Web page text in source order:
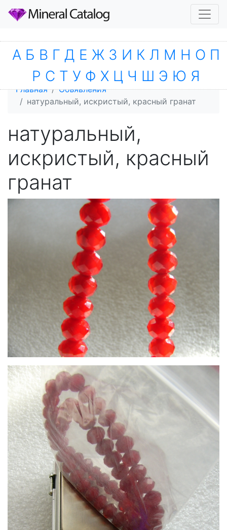
Главная
Объявления
натуральный, искристый, красный гранат
натуральный,
искристый, красный
гранат
А Б В Г Д Е Ж З И К Л М Н О П
Р С Т У Ф Х Ц Ч Ш Э Ю Я